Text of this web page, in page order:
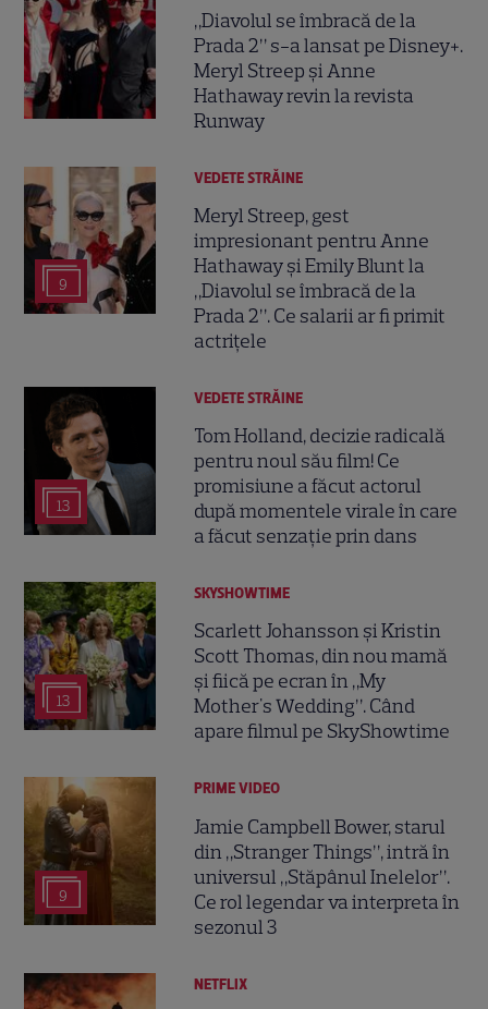
„Diavolul se îmbracă de la
Prada 2” s-a lansat pe Disney+.
Meryl Streep și Anne
Hathaway revin la revista
Runway
9
VEDETE STRĂINE
Meryl Streep, gest
impresionant pentru Anne
Hathaway și Emily Blunt la
„Diavolul se îmbracă de la
Prada 2”. Ce salarii ar fi primit
actrițele
13
VEDETE STRĂINE
Tom Holland, decizie radicală
pentru noul său film! Ce
promisiune a făcut actorul
după momentele virale în care
a făcut senzație prin dans
13
SKYSHOWTIME
Scarlett Johansson și Kristin
Scott Thomas, din nou mamă
și fiică pe ecran în „My
Mother's Wedding”. Când
apare filmul pe SkyShowtime
9
PRIME VIDEO
Jamie Campbell Bower, starul
din „Stranger Things”, intră în
universul „Stăpânul Inelelor”.
Ce rol legendar va interpreta în
sezonul 3
NETFLIX